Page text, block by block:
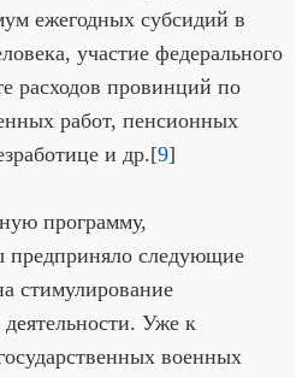
ежегодных субсидий в
участие федерального
расходов провинций по
работ, пенсионных
и др.[9]
программу,
предприняло следующие
стимулирование
Уже к
военных